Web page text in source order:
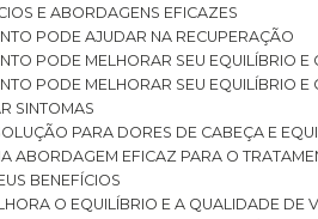
E ABORDAGENS EFICAZES
PODE AJUDAR NA RECUPERAÇÃO
PODE MELHORAR SEU EQUILÍBRIO
PODE MELHORAR SEU EQUILÍBRIO
SINTOMAS
PARA DORES DE CABEÇA E
ABORDAGEM EFICAZ PARA O
BENEFÍCIOS
O EQUILÍBRIO E A QUALIDADE DE